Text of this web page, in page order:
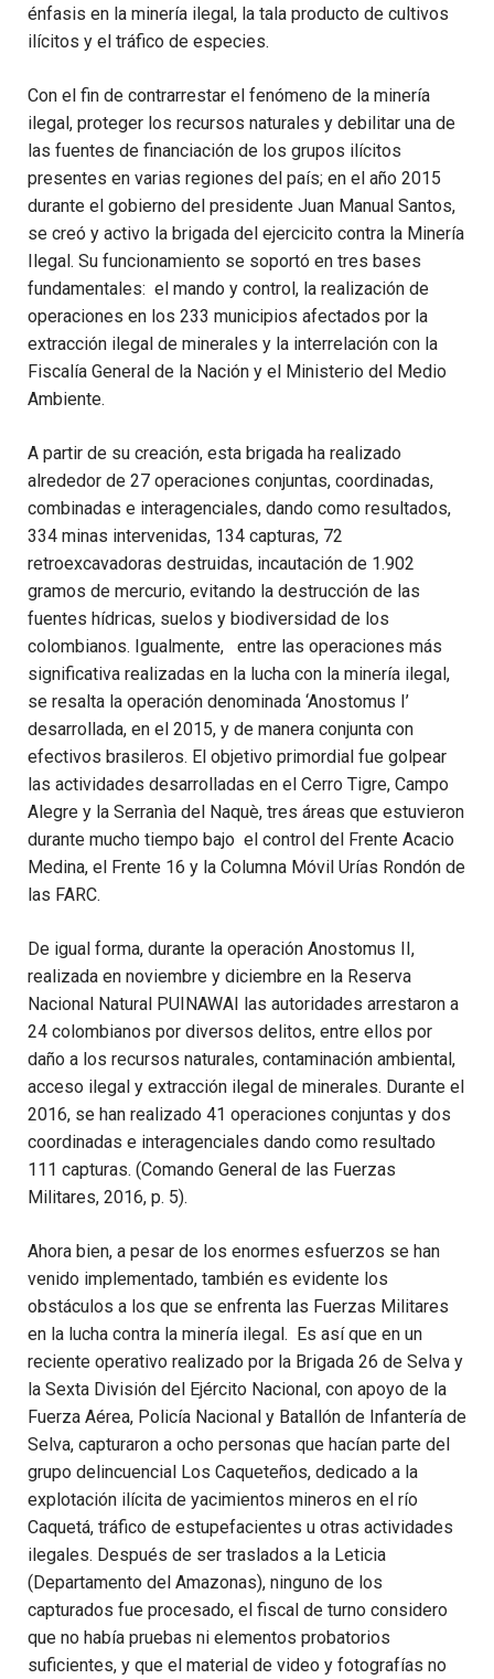
énfasis en la minería ilegal, la tala producto de cultivos
ilícitos y el tráfico de especies.
Con el fin de contrarrestar el fenómeno de la minería
ilegal, proteger los recursos naturales y debilitar una de
las fuentes de financiación de los grupos ilícitos
presentes en varias regiones del país; en el año 2015
durante el gobierno del presidente Juan Manual Santos,
se creó y activo la brigada del ejercicito contra la Minería
Ilegal. Su funcionamiento se soportó en tres bases
fundamentales: el mando y control, la realización de
operaciones en los 233 municipios afectados por la
extracción ilegal de minerales y la interrelación con la
Fiscalía General de la Nación y el Ministerio del Medio
Ambiente.
A partir de su creación, esta brigada ha realizado
alrededor de 27 operaciones conjuntas, coordinadas,
combinadas e interagenciales, dando como resultados,
334 minas intervenidas, 134 capturas, 72
retroexcavadoras destruidas, incautación de 1.902
gramos de mercurio, evitando la destrucción de las
fuentes hídricas, suelos y biodiversidad de los
colombianos. Igualmente, entre las operaciones más
significativa realizadas en la lucha con la minería ilegal,
se resalta la operación denominada ‘Anostomus I’
desarrollada, en el 2015, y de manera conjunta con
efectivos brasileros. El objetivo primordial fue golpear
las actividades desarrolladas en el Cerro Tigre, Campo
Alegre y la Serranìa del Naquè, tres áreas que estuvieron
durante mucho tiempo bajo el control del Frente Acacio
Medina, el Frente 16 y la Columna Móvil Urías Rondón de
las FARC.
De igual forma, durante la operación Anostomus II,
realizada en noviembre y diciembre en la Reserva
Nacional Natural PUINAWAI las autoridades arrestaron a
24 colombianos por diversos delitos, entre ellos por
daño a los recursos naturales, contaminación ambiental,
acceso ilegal y extracción ilegal de minerales. Durante el
2016, se han realizado 41 operaciones conjuntas y dos
coordinadas e interagenciales dando como resultado
111 capturas. (Comando General de las Fuerzas
Militares, 2016, p. 5).
Ahora bien, a pesar de los enormes esfuerzos se han
venido implementado, también es evidente los
obstáculos a los que se enfrenta las Fuerzas Militares
en la lucha contra la minería ilegal. Es así que en un
reciente operativo realizado por la Brigada 26 de Selva y
la Sexta División del Ejército Nacional, con apoyo de la
Fuerza Aérea, Policía Nacional y Batallón de Infantería de
Selva, capturaron a ocho personas que hacían parte del
grupo delincuencial Los Caqueteños, dedicado a la
explotación ilícita de yacimientos mineros en el río
Caquetá, tráfico de estupefacientes u otras actividades
ilegales. Después de ser traslados a la Leticia
(Departamento del Amazonas), ninguno de los
capturados fue procesado, el fiscal de turno considero
que no había pruebas ni elementos probatorios
suficientes, y que el material de video y fotografías no